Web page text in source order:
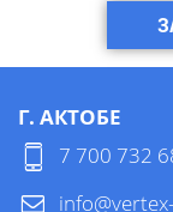
Г. АКТОБЕ
7 700 732